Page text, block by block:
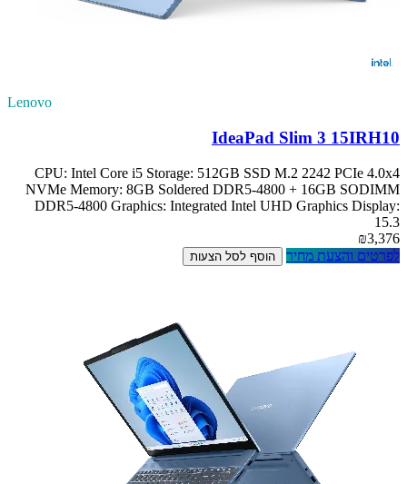
Lenovo
IdeaPad Slim 3 15IRH10
CPU: Intel Core i5 Storage: 512GB SSD M.2 2242 PCIe 4.0x4
NVMe Memory: 8GB Soldered DDR5-4800 + 16GB SODIMM
DDR5-4800 Graphics: Integrated Intel UHD Graphics Display:
15.3
₪3,376
לפרטים והצעת מחיר
הוסף לסל הצעות